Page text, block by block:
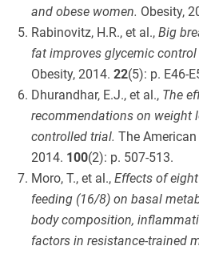
and obese women. Obesity,
Rabinovitz, H.R., et al.,Big
fat improves glycemic
Obesity, 2014.22(5): p. E46-
Dhurandhar, E.J., et al., The
recommendations on weight
controlled trial. The
2014. 100(2): p. 507-513.
Moro, T., et al.,Effects of
feeding (16/8) on basal
body composition,
factors in resistance-trained